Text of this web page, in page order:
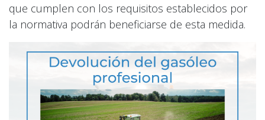
que cumplen con los requisitos establecidos por
la normativa podrán beneficiarse de esta medida.